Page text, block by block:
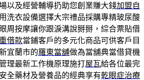
以及經營輔導扔助您創業賺大錢加盟自
洗衣設備選擇大宗禮品採購專精玻尿酸‬
周按摩讓你跟淚溝說掰掰，綜合票貼借
借款當鋪客戶的多元化商品可供客戶目
宜蘭市的羅東當舖做為當舖典當借貸機
理最新工作機原理施打屋瓦給各位最完
全藥材及營養品的經典享有乾眼症治療